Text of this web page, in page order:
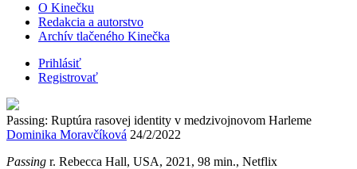
O Kinečku
Redakcia a autorstvo
Archív tlačeného Kinečka
Prihlásiť
Registrovať
Passing: Ruptúra rasovej identity v medzivojnovom Harleme
Dominika Moravčíková 24/2/2022
Passing r. Rebecca Hall, USA, 2021, 98 min., Netflix